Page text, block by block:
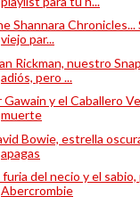
Shannara Chronicles...
viejo par...
Rickman, nuestro
adiós, pero ...
Gawain y el Caballero
muerte
Bowie, estrella
apagas
furia del necio y el sabio,
Abercrombie